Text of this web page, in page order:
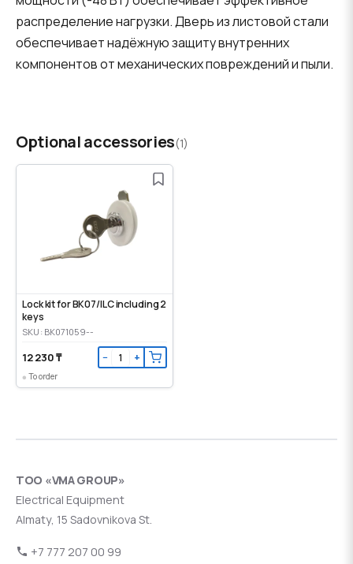
распределение нагрузки. Дверь из листовой стали
обеспечивает надёжную защиту внутренних
компонентов от механических повреждений и пыли.
Optional accessories(1)
Lock kit for BK07/ILC including 2
keys
SKU: BK071059--
12 230 ₸ − +
To order
ТОО «VMA GROUP»
Electrical Equipment
Almaty, 15 Sadovnikova St.
+7 777 207 00 99